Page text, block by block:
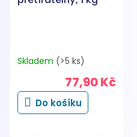
Skladem (>5 ks)
77,90 Kč
Do košíku